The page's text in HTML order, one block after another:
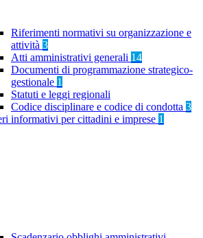
Riferimenti normativi su organizzazione e
attività 3
Atti amministrativi generali 14
Documenti di programmazione strategico-
gestionale 1
Statuti e leggi regionali
Codice disciplinare e codice di condotta 3
informativi per cittadini e imprese 1